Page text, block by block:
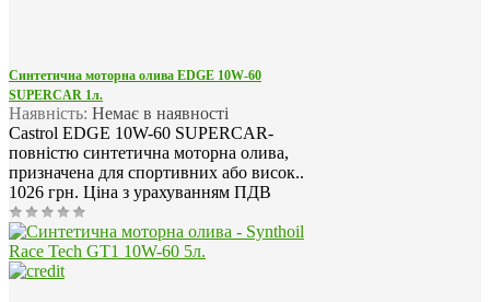
Синтетична моторна олива EDGE 10W-60
SUPERCAR 1л.
Наявність: Немає в наявності
Castrol EDGE 10W-60 SUPERCAR-
повністю синтетична моторна олива,
призначена для спортивних або висок..
1026 грн. Ціна з урахуванням ПДВ